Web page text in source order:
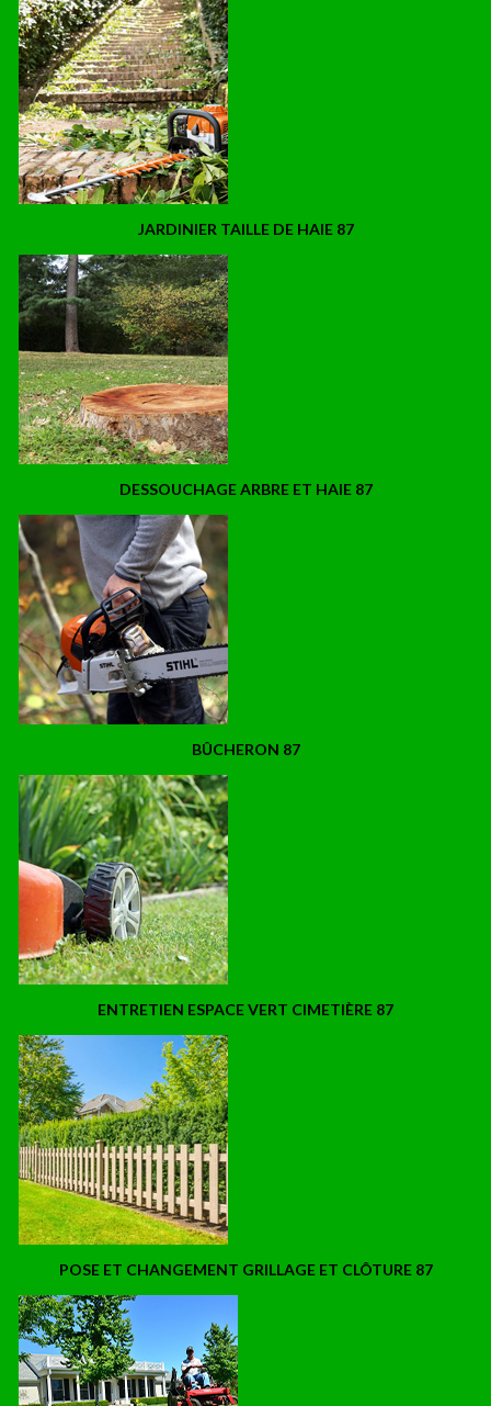
JARDINIER TAILLE DE HAIE 87
DESSOUCHAGE ARBRE ET HAIE 87
BÛCHERON 87
ENTRETIEN ESPACE VERT CIMETIÈRE 87
POSE ET CHANGEMENT GRILLAGE ET CLÔTURE 87